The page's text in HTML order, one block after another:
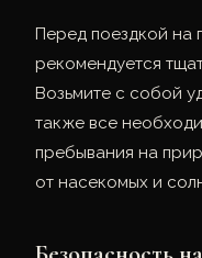
Перед поездкой на
рекомендуется
Возьмите с собой
также все
пребывания на
от насекомых и